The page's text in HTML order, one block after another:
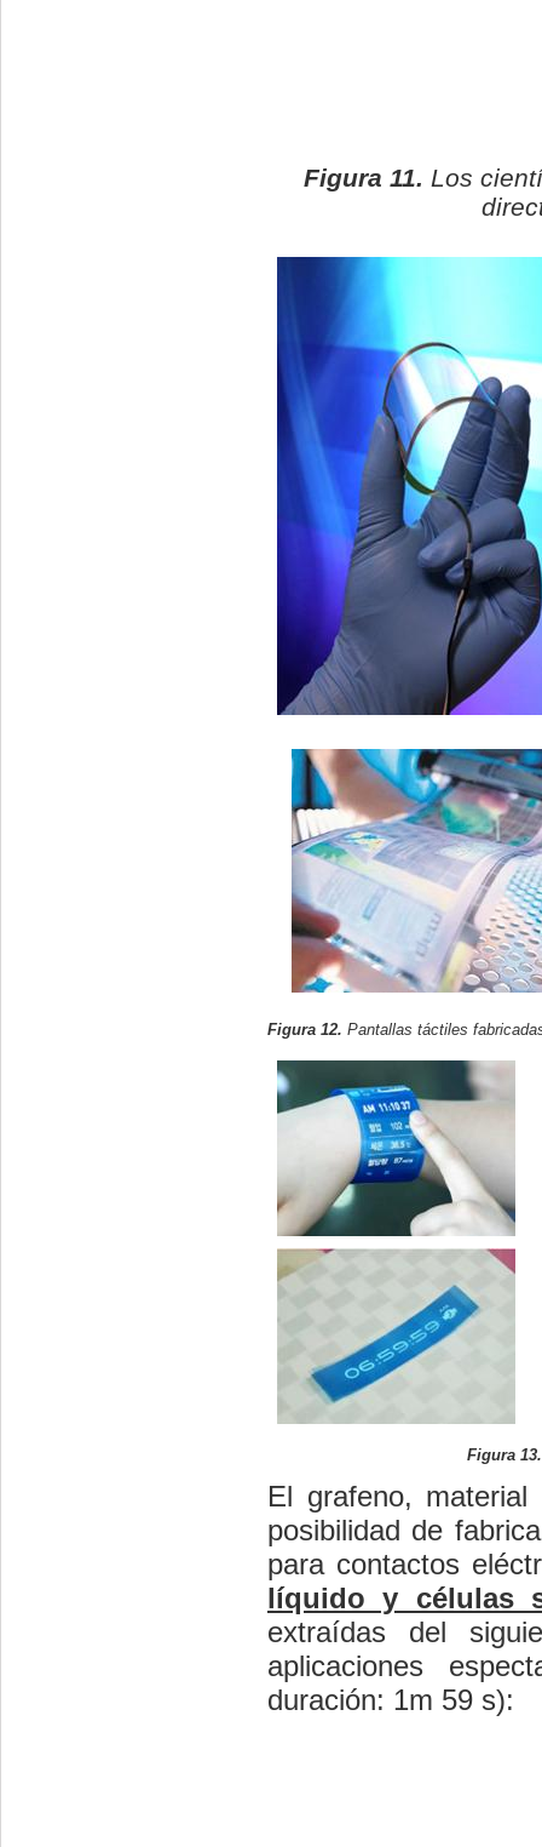
Figura 11. Los
Figura 12. Pantallas táctiles
Figura 13.
El grafeno,
posibilidad de
para contactos
líquido y células
extraídas del
aplicaciones
duración: 1m 59 s):